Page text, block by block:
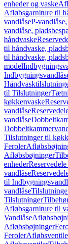
enheder og vaske
Afløbsgarniture til
vandlåseP-
vandlåse,
håndvaske
til håndvaske,
til håndvaske,
model
til Tilslutninger
køkkenvaske
vandlåse
vandlåse
Tilslutninger til
Feroler
Afløbsbøjninger
enheder
vandlåse
til
vandlåse
Tilslutninger
Afløbsgarniture til
Vandlåse
Afløbsbøjninger
Feroler